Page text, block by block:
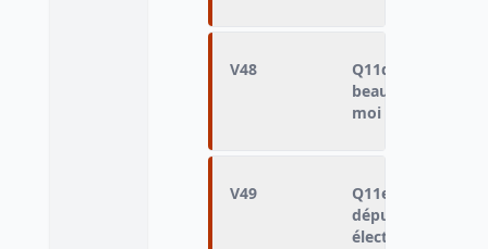
V48
Q11d - Approuve
beaucoup de
moi sur les
V49
Q11e - Approuve
députés essaient
électorales